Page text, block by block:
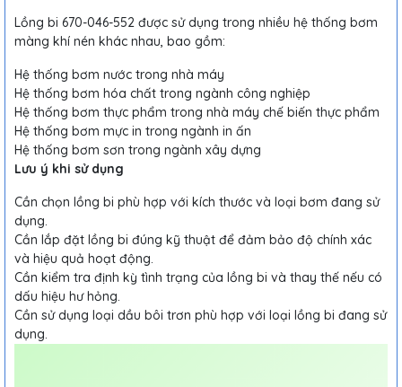
Lồng bi 670-046-552 được sử dụng trong nhiều hệ thống bơm
màng khí nén khác nhau, bao gồm:
Hệ thống bơm nước trong nhà máy
Hệ thống bơm hóa chất trong ngành công nghiệp
Hệ thống bơm thực phẩm trong nhà máy chế biến thực phẩm
Hệ thống bơm mực in trong ngành in ấn
Hệ thống bơm sơn trong ngành xây dựng
Lưu ý khi sử dụng
Cần chọn lồng bi phù hợp với kích thước và loại bơm đang sử
dụng.
Cần lắp đặt lồng bi đúng kỹ thuật để đảm bảo độ chính xác
và hiệu quả hoạt động.
Cần kiểm tra định kỳ tình trạng của lồng bi và thay thế nếu có
dấu hiệu hư hỏng.
Cần sử dụng loại dầu bôi trơn phù hợp với loại lồng bi đang sử
dụng.